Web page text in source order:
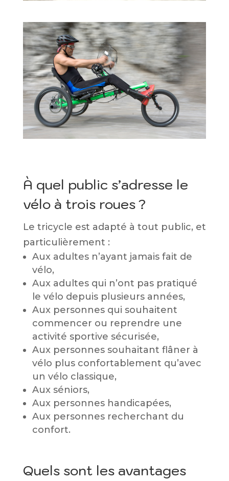
À quel public s’adresse le
vélo à trois roues ?
Le tricycle est adapté à tout public, et
particulièrement :
Aux adultes n’ayant jamais fait de
vélo,
Aux adultes qui n’ont pas pratiqué
le vélo depuis plusieurs années,
Aux personnes qui souhaitent
commencer ou reprendre une
activité sportive sécurisée,
Aux personnes souhaitant flâner à
vélo plus confortablement qu’avec
un vélo classique,
Aux séniors,
Aux personnes handicapées,
Aux personnes recherchant du
confort.
Quels sont les avantages